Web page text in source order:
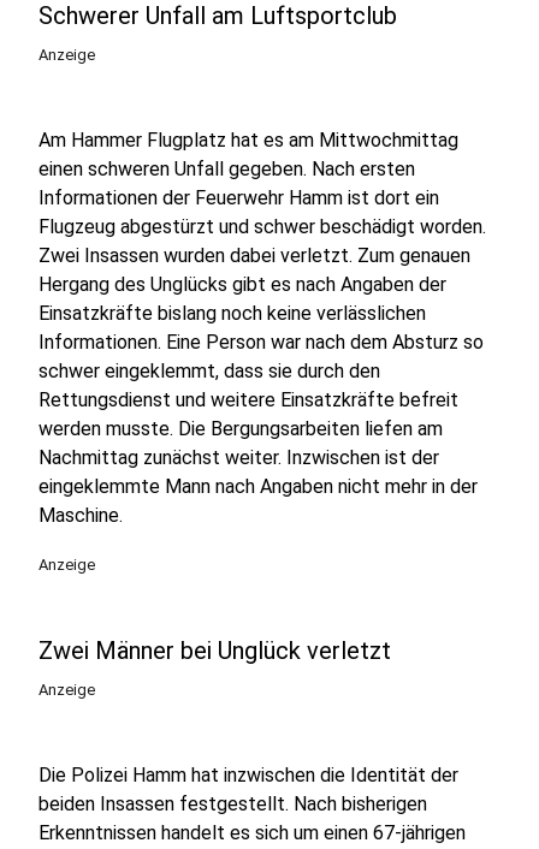
Schwerer Unfall am Luftsportclub
Anzeige
Am Hammer Flugplatz hat es am Mittwochmittag
einen schweren Unfall gegeben. Nach ersten
Informationen der Feuerwehr Hamm ist dort ein
Flugzeug abgestürzt und schwer beschädigt worden.
Zwei Insassen wurden dabei verletzt. Zum genauen
Hergang des Unglücks gibt es nach Angaben der
Einsatzkräfte bislang noch keine verlässlichen
Informationen. Eine Person war nach dem Absturz so
schwer eingeklemmt, dass sie durch den
Rettungsdienst und weitere Einsatzkräfte befreit
werden musste. Die Bergungsarbeiten liefen am
Nachmittag zunächst weiter. Inzwischen ist der
eingeklemmte Mann nach Angaben nicht mehr in der
Maschine.
Anzeige
Zwei Männer bei Unglück verletzt
Anzeige
Die Polizei Hamm hat inzwischen die Identität der
beiden Insassen festgestellt. Nach bisherigen
Erkenntnissen handelt es sich um einen 67-jährigen